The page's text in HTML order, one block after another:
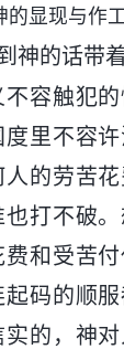
显现与作
神的话带
容触犯
里不容许
的劳苦花
打不破
和受苦
码的顺
的，神